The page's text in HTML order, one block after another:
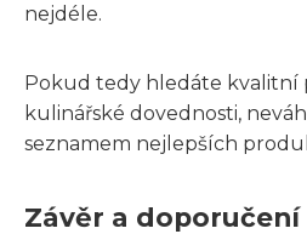
nejdéle.
Pokud tedy hledáte kvalitní
kulinářské dovednosti,
seznamem nejlepších
Závěr a